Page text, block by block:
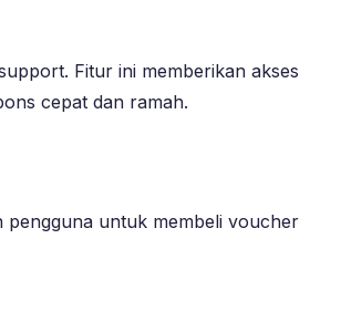
Fitur ini memberikan akses
cepat dan ramah.
pengguna untuk membeli voucher